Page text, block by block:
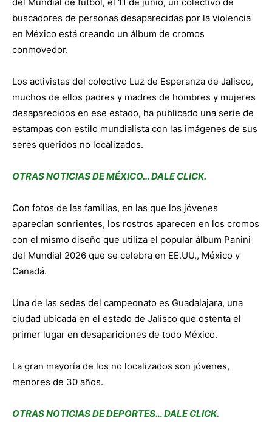
del Mundial de fútbol, el 11 de junio, un colectivo de
buscadores de personas desaparecidas por la violencia
en México está creando un álbum de cromos
conmovedor.
Los activistas del colectivo Luz de Esperanza de Jalisco,
muchos de ellos padres y madres de hombres y mujeres
desaparecidos en ese estado, ha publicado una serie de
estampas con estilo mundialista con las imágenes de sus
seres queridos no localizados.
OTRAS NOTICIAS DE MÉXICO… DALE CLICK.
Con fotos de las familias, en las que los jóvenes
aparecían sonrientes, los rostros aparecen en los cromos
con el mismo diseño que utiliza el popular álbum Panini
del Mundial 2026 que se celebra en EE.UU., México y
Canadá.
Una de las sedes del campeonato es Guadalajara, una
ciudad ubicada en el estado de Jalisco que ostenta el
primer lugar en desapariciones de todo México.
La gran mayoría de los no localizados son jóvenes,
menores de 30 años.
OTRAS NOTICIAS DE DEPORTES… DALE CLICK.